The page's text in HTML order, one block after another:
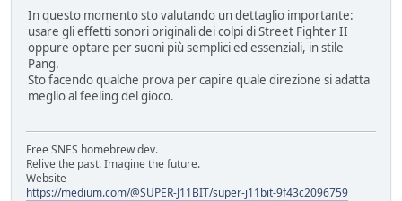
In questo momento sto valutando un dettaglio importante:
usare gli effetti sonori originali dei colpi di Street Fighter II
oppure optare per suoni più semplici ed essenziali, in stile
Pang.
Sto facendo qualche prova per capire quale direzione si adatta
meglio al feeling del gioco.
Free SNES homebrew dev.
Relive the past. Imagine the future.
Website
https://medium.com/@SUPER-J11BIT/super-j11bit-9f43c2096759